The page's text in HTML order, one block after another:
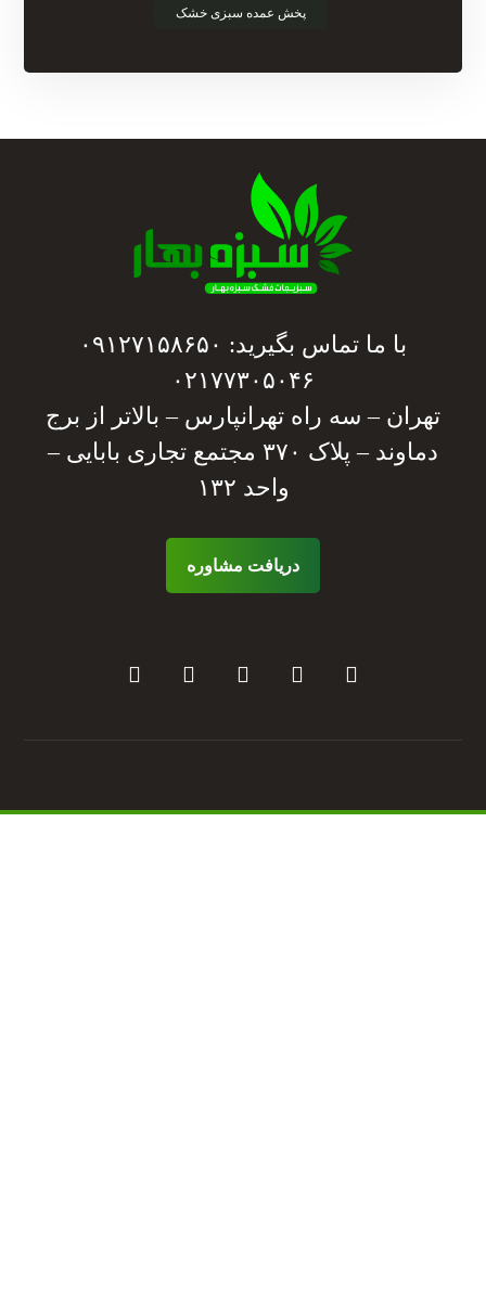
پخش عمده سبزی خشک
با ما تماس بگیرید: ۰۹۱۲۷۱۵۸۶۵۰
۰۲۱۷۷۳۰۵۰۴۶
تهران – سه راه تهرانپارس – بالاتر از برج
دماوند – پلاک ۳۷۰ مجتمع تجاری بابایی –
واحد ۱۳۲
دریافت مشاوره